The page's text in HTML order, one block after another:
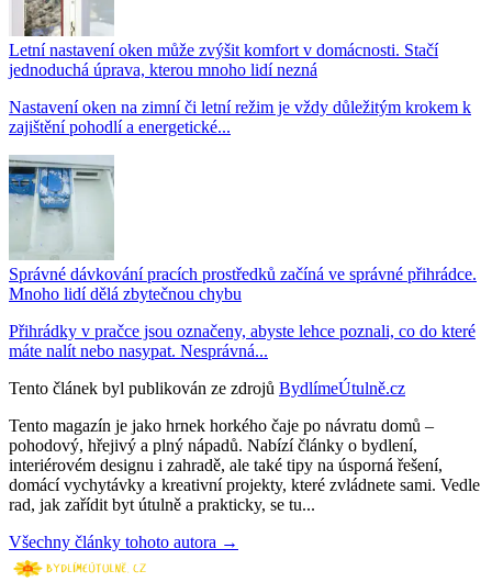
Letní nastavení oken může zvýšit komfort v domácnosti. Stačí
jednoduchá úprava, kterou mnoho lidí nezná
Nastavení oken na zimní či letní režim je vždy důležitým krokem k
zajištění pohodlí a energetické...
Správné dávkování pracích prostředků začíná ve správné přihrádce.
Mnoho lidí dělá zbytečnou chybu
Přihrádky v pračce jsou označeny, abyste lehce poznali, co do které
máte nalít nebo nasypat. Nesprávná...
Tento článek byl publikován ze zdrojů BydlímeÚtulně.cz
Tento magazín je jako hrnek horkého čaje po návratu domů –
pohodový, hřejivý a plný nápadů. Nabízí články o bydlení,
interiérovém designu i zahradě, ale také tipy na úsporná řešení,
domácí vychytávky a kreativní projekty, které zvládnete sami. Vedle
rad, jak zařídit byt útulně a prakticky, se tu...
Všechny články tohoto autora →